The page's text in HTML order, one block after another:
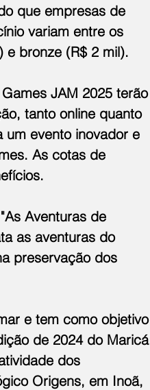
que empresas de
variam entre os
e bronze (R$ 2 mil).
JAM 2025 terão
tanto online quanto
um evento inovador e
As cotas de
Aventuras de
as aventuras do
preservação dos
e tem como objetivo
de 2024 do Maricá
dos
Origens, em Inoã,